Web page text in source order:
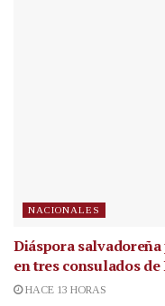
NACIONALES
Diáspora
en tres consulados de
HACE 13 HORAS